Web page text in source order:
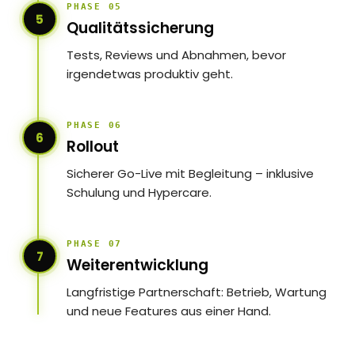
5
PHASE 05
Qualitätssicherung
Tests, Reviews und Abnahmen, bevor
irgendetwas produktiv geht.
6
PHASE 06
Rollout
Sicherer Go-Live mit Begleitung – inklusive
Schulung und Hypercare.
7
PHASE 07
Weiterentwicklung
Langfristige Partnerschaft: Betrieb, Wartung
und neue Features aus einer Hand.